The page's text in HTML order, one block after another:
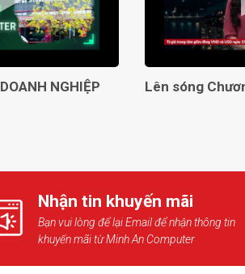
NGHIỆP
Nhận tin khuyến mãi
Bạn vui lòng để lại Email để nhận thông tin
khuyến mãi từ Minh An Computer